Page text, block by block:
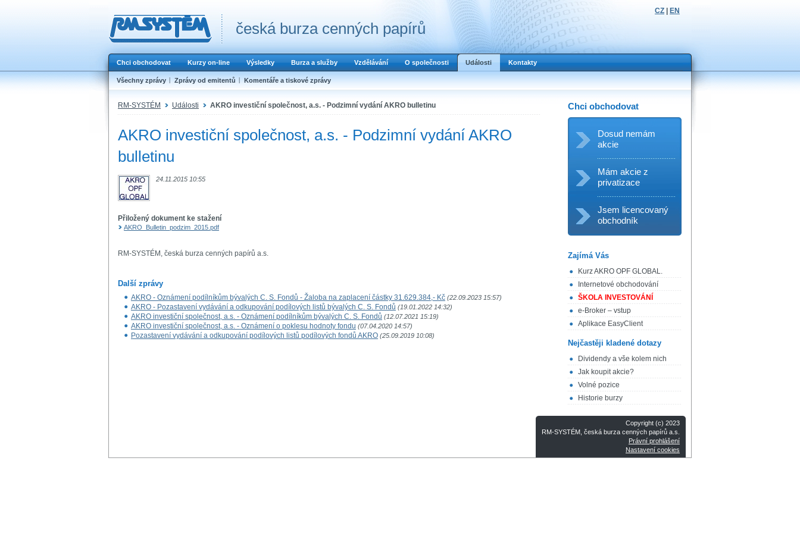
česká burza cenných papírů
CZ EN
Chci obchodovat Kurzy on-line Výsledky Burza a služby Vzdělávání O společnosti Události Kontakty
Všechny zprávy Zprávy od emitentů Komentáře a tiskové zprávy
RM-SYSTÉM Události AKRO investiční společnost, a.s. - Podzimní vydání AKRO bulletinu
AKRO investiční společnost, a.s. - Podzimní vydání AKRO
bulletinu
24.11.2015 10:55
Přiložený dokument ke stažení
AKRO_Bulletin_podzim_2015.pdf
RM-SYSTÉM, česká burza cenných papírů a.s.
Další zprávy
AKRO - Oznámení podílníkům bývalých C. S. Fondů - Žaloba na zaplacení částky 31.629.384,- Kč (22.09.2023 15:57)
AKRO - Pozastavení vydávání a odkupování podílových listů bývalých C. S. Fondů (19.01.2022 14:32)
AKRO investiční společnost, a.s. - Oznámení podílníkům bývalých C. S. Fondů (12.07.2021 15:19)
AKRO investiční společnost, a.s. - Oznámení o poklesu hodnoty fondu (07.04.2020 14:57)
Pozastavení vydávání a odkupování podílových listů podílových fondů AKRO (25.09.2019 10:08)
Chci obchodovat
Dosud nemám
akcie
Mám akcie z
privatizace
Jsem licencovaný
obchodník
Zajímá Vás
Kurz AKRO OPF GLOBAL.
Internetové obchodování
ŠKOLA INVESTOVÁNÍ
e-Broker – vstup
Aplikace EasyClient
Nejčastěji kladené dotazy
Dividendy a vše kolem nich
Jak koupit akcie?
Volné pozice
Historie burzy
Copyright (c) 2023
RM-SYSTÉM, česká burza cenných papírů a.s.
Právní prohlášení
Nastavení cookies